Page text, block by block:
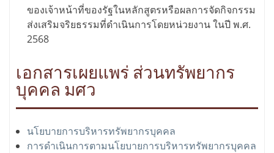
ของเจ้าหน้าที่ของรัฐในหลักสูตรหรือผลการจัดกิจกรรม
ส่งเสริมจริยธรรมที่ดำเนินการโดยหน่วยงาน ในปี พ.ศ.
2568
เอกสารเผยแพร่ ส่วนทรัพยากร
บุคคล มศว
นโยบายการบริหารทรัพยากรบุคคล
การดำเนินการตามนโยบายการบริหารทรัพยากรบุคคล